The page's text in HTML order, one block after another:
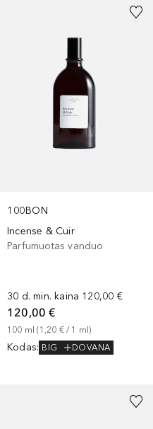
100BON
Incense & Cuir
Parfumuotas vanduo
30 d. min. kaina 120,00 €
120,00 €
100 ml (1,20 € / 1 ml)
Kodas: BIG DOVANA